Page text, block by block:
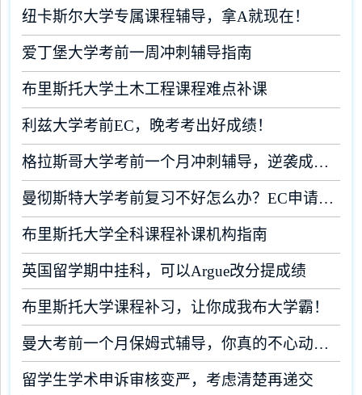
纽卡斯尔大学专属课程辅导，拿A就现在！
爱丁堡大学考前一周冲刺辅导指南
布里斯托大学土木工程课程难点补课
利兹大学考前EC，晚考考出好成绩！
格拉斯哥大学考前一个月冲刺辅导，逆袭成为学霸！
曼彻斯特大学考前复习不好怎么办？EC申请了解一下！
布里斯托大学全科课程补课机构指南
英国留学期中挂科，可以Argue改分提成绩
布里斯托大学课程补习，让你成我布大学霸！
曼大考前一个月保姆式辅导，你真的不心动吗？
留学生学术申诉审核变严，考虑清楚再递交